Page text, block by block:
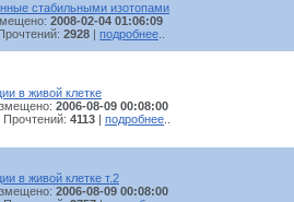
стабильными изотопами
2008-02-04 01:06:09
2928 подробнее
в живой клетке
2006-08-09 00:08:00
| Прочтений: 4113 подробнее
в живой клетке т.2
2006-08-09 00:08:00